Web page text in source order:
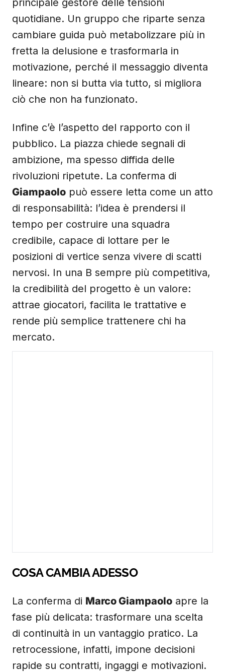
principale gestore delle tensioni
quotidiane. Un gruppo che riparte senza
cambiare guida può metabolizzare più in
fretta la delusione e trasformarla in
motivazione, perché il messaggio diventa
lineare: non si butta via tutto, si migliora
ciò che non ha funzionato.
Infine c’è l’aspetto del rapporto con il
pubblico. La piazza chiede segnali di
ambizione, ma spesso diffida delle
rivoluzioni ripetute. La conferma di
Giampaolo può essere letta come un atto
di responsabilità: l’idea è prendersi il
tempo per costruire una squadra
credibile, capace di lottare per le
posizioni di vertice senza vivere di scatti
nervosi. In una B sempre più competitiva,
la credibilità del progetto è un valore:
attrae giocatori, facilita le trattative e
rende più semplice trattenere chi ha
mercato.
COSA CAMBIA ADESSO
La conferma di Marco Giampaolo apre la
fase più delicata: trasformare una scelta
di continuità in un vantaggio pratico. La
retrocessione, infatti, impone decisioni
rapide su contratti, ingaggi e motivazioni.